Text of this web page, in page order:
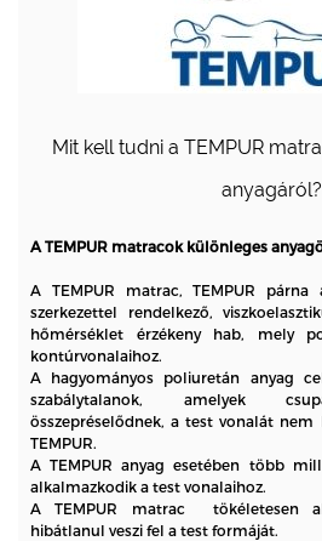
Mit kell tudni a TEMPUR
anyagáról?
A TEMPUR matracok különleges
A TEMPUR matrac, TEMPUR párna
szerkezettel rendelkező,
hőmérséklet érzékeny hab, mely
kontúrvonalaihoz.
A hagyományos poliuretán anyag
szabálytalanok, amelyek
összepréselődnek, a test vonalát nem
TEMPUR.
A TEMPUR anyag esetében több
alkalmazkodik a test vonalaihoz.
A TEMPUR matrac tökéletesen
hibátlanul veszi fel a test formáját.